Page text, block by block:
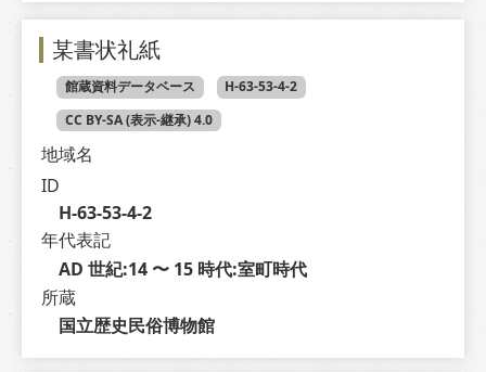
某書状礼紙
館蔵資料データベース
H-63-53-4-2
CC BY-SA (表示-継承) 4.0
地域名
ID
H-63-53-4-2
年代表記
AD 世紀:14 〜 15 時代:室町時代
所蔵
国立歴史民俗博物館